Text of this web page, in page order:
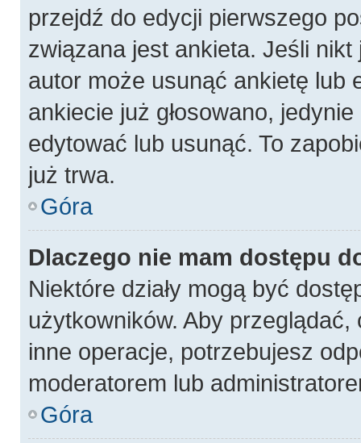
przejdź do edycji pierwszego
związana jest ankieta. Jeśli nikt
autor może usunąć ankietę lub
ankiecie już głosowano,
edytować lub usunąć. To
już trwa.
Góra
Dlaczego nie mam dostępu
Niektóre działy mogą być
użytkowników. Aby
inne operacje, potrzebujesz
moderatorem lub
Góra